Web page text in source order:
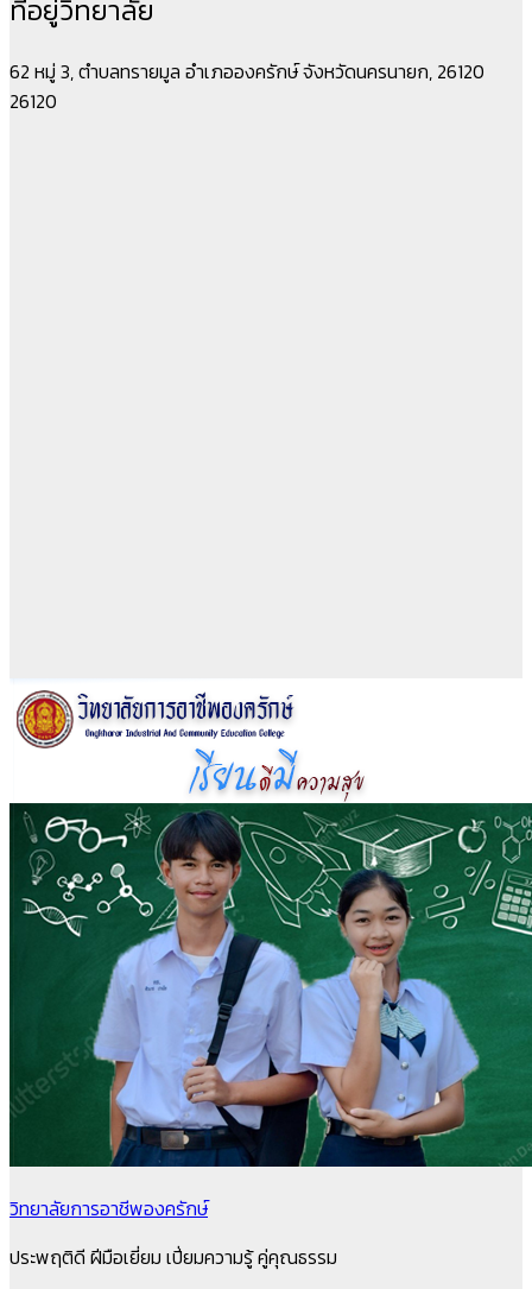
ที่อยู่วิทยาลัย
62 หมู่ 3, ตำบลทรายมูล อำเภอองครักษ์ จังหวัดนครนายก, 26120
26120
วิทยาลัยการอาชีพองครักษ์
ประพฤติดี ฝีมือเยี่ยม เปี่ยมความรู้ คู่คุณธรรม